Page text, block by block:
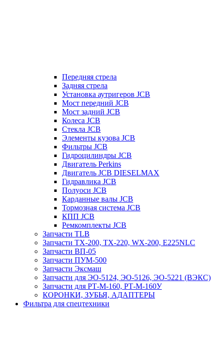
Передняя стрела
Задняя стрела
Установка аутригеров JCB
Мост передний JCB
Мост задний JCB
Колеса JCB
Стекла JCB
Элементы кузова JCB
Фильтры JCB
Гидроцилиндры JCB
Двигатель Perkins
Двигатель JCB DIESELMAX
Гидравлика JCB
Полуоси JCB
Карданные валы JCB
Тормозная система JCB
КПП JCB
Ремкомплекты JCB
Запчасти TLB
Запчасти TX-200, TX-220, WX-200, E225NLC
Запчасти ВП-05
Запчасти ПУМ-500
Запчасти Эксмаш
Запчасти для ЭО-5124, ЭО-5126, ЭО-5221 (ВЭКС)
Запчасти для РТ-М-160, РТ-М-160У
КОРОНКИ, ЗУБЬЯ, АДАПТЕРЫ
Фильтра для спецтехники